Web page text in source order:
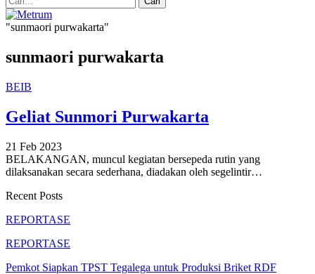
"sunmaori purwakarta"
sunmaori purwakarta
BEIB
Geliat Sunmori Purwakarta
21 Feb 2023
BELAKANGAN, muncul kegiatan bersepeda rutin yang
dilaksanakan secara sederhana, diadakan oleh segelintir…
Recent Posts
REPORTASE
REPORTASE
Pemkot Siapkan TPST Tegalega untuk Produksi Briket RDF